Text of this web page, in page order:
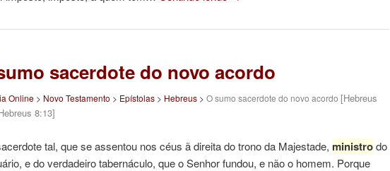
sacerdote do novo acordo
Online > Novo Testamento > Epístolas > Hebreus > O sumo sacerdote do novo acordo [Hebreus
8:13]
tal, que se assentou nos céus ã direita do trono da Majestade, ministrodo
e do verdadeiro tabernáculo, que o Senhor fundou, e não o homem. Porque